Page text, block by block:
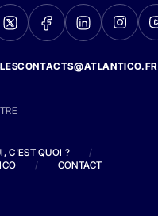
C'EST QUOI ?
/
/ CONTACT